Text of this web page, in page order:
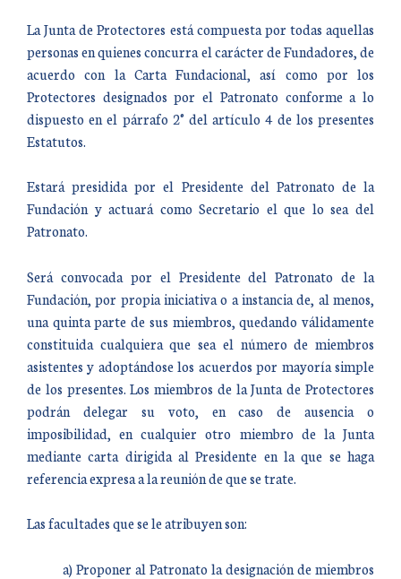
La Junta de Protectores está compuesta por todas aquellas
personas en quienes concurra el carácter de Fundadores, de
acuerdo con la Carta Fundacional, así como por los
Protectores designados por el Patronato conforme a lo
dispuesto en el párrafo 2° del artículo 4 de los presentes
Estatutos.
Estará presidida por el Presidente del Patronato de la
Fundación y actuará como Secretario el que lo sea del
Patronato.
Será convocada por el Presidente del Patronato de la
Fundación, por propia iniciativa o a instancia de, al menos,
una quinta parte de sus miembros, quedando válidamente
constituida cualquiera que sea el número de miembros
asistentes y adoptándose los acuerdos por mayoría simple
de los presentes. Los miembros de la Junta de Protectores
podrán delegar su voto, en caso de ausencia o
imposibilidad, en cualquier otro miembro de la Junta
mediante carta dirigida al Presidente en la que se haga
referencia expresa a la reunión de que se trate.
Las facultades que se le atribuyen son:
a) Proponer al Patronato la designación de miembros